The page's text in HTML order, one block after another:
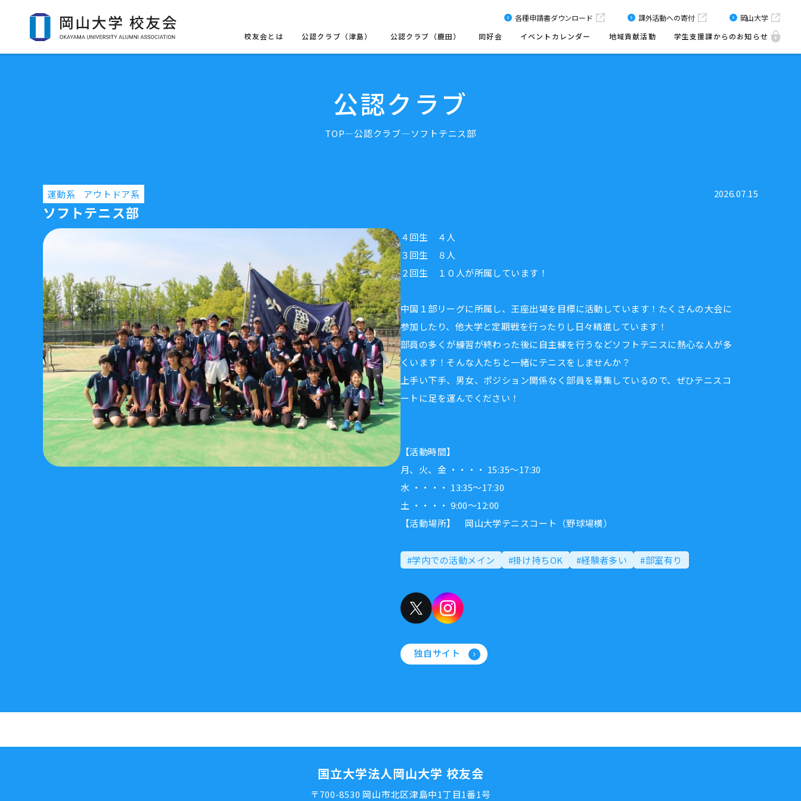
校友会とは 公認クラブ（津島） 公認クラブ（鹿田） 同好会 イベントカレンダー 地域貢献活動 学生支援課からのお知らせ
各種申請書ダウンロード 課外活動への寄付 岡山大学
公認クラブ
TOP 公認クラブ ソフトテニス部
運動系 アウトドア系 2026.07.15
ソフトテニス部
４回生 ４人
３回生 ８人
２回生 １０人が所属しています！
中国１部リーグに所属し、王座出場を目標に活動しています！たくさんの大会に
参加したり、他大学と定期戦を行ったりし日々精進しています！
部員の多くが練習が終わった後に自主練を行うなどソフトテニスに熱心な人が多
くいます！そんな人たちと一緒にテニスをしませんか？
上手い下手、男女、ポジション関係なく部員を募集しているので、ぜひテニスコ
ートに足を運んでください！
【活動時間】
月、火、金 ・・・・ 15:35～17:30
水 ・・・・ 13:35～17:30
土 ・・・・ 9:00～12:00
【活動場所】 岡山大学テニスコート（野球場横）
#学内での活動メイン #掛け持ちOK #経験者多い #部室有り
独自サイト
国立大学法人岡山大学 校友会
〒700-8530 岡山市北区津島中1丁目1番1号